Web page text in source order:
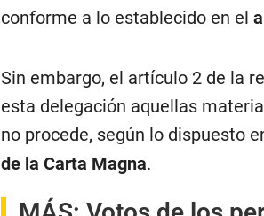
conforme a lo establecido en el
Sin embargo, el artículo 2 de la
esta delegación aquellas
no procede, según lo dispuesto
de la Carta Magna.